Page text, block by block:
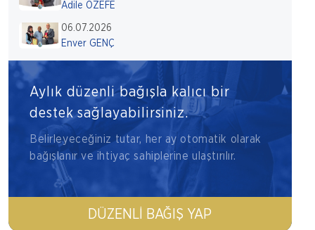
Adile ÖZEFE
06.07.2026
Enver GENÇ
Aylık düzenli bağışla kalıcı bir
destek sağlayabilirsiniz.
Belirleyeceğiniz tutar, her ay otomatik olarak
bağışlanır ve ihtiyaç sahiplerine ulaştırılır.
DÜZENLI BAĞIŞ YAP